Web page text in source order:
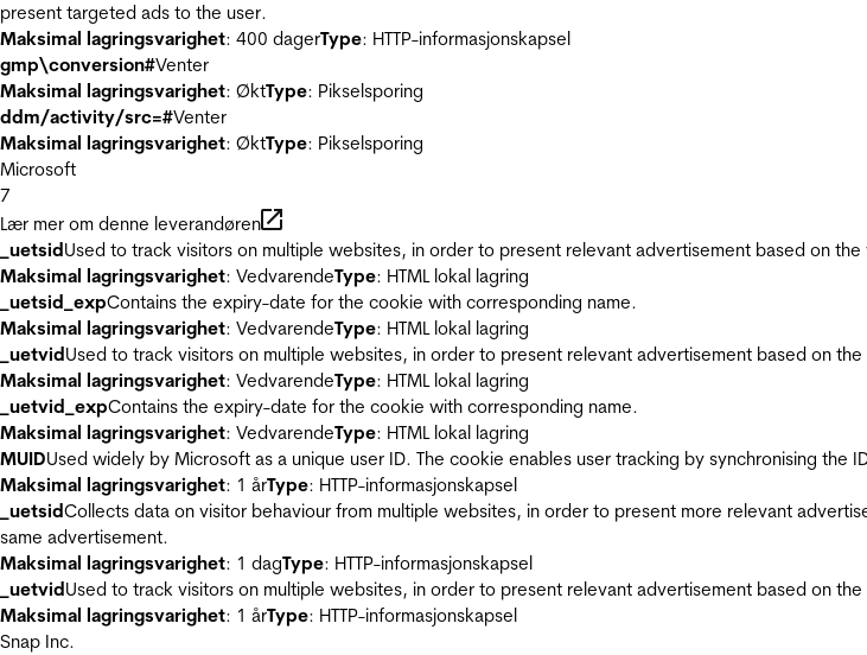
present targeted ads to the user.
Maksimal lagringsvarighet: 400 dagerType: HTTP-informasjonskapsel
gmp\conversion#Venter
Maksimal lagringsvarighet: ØktType: Pikselsporing
ddm/activity/src=#Venter
Maksimal lagringsvarighet: ØktType: Pikselsporing
Microsoft
7
Lær mer om denne leverandøren
_uetsidUsed to track visitors on multiple websites, in order to present relevant advertisement based on
Maksimal lagringsvarighet: VedvarendeType: HTML lokal lagring
_uetsid_expContains the expiry-date for the cookie with corresponding name.
Maksimal lagringsvarighet: VedvarendeType: HTML lokal lagring
_uetvidUsed to track visitors on multiple websites, in order to present relevant advertisement based on
Maksimal lagringsvarighet: VedvarendeType: HTML lokal lagring
_uetvid_expContains the expiry-date for the cookie with corresponding name.
Maksimal lagringsvarighet: VedvarendeType: HTML lokal lagring
MUIDUsed widely by Microsoft as a unique user ID. The cookie enables user tracking by synchronising the
Maksimal lagringsvarighet: 1 årType: HTTP-informasjonskapsel
_uetsidCollects data on visitor behaviour from multiple websites, in order to present more relevant
same advertisement.
Maksimal lagringsvarighet: 1 dagType: HTTP-informasjonskapsel
_uetvidUsed to track visitors on multiple websites, in order to present relevant advertisement based on
Maksimal lagringsvarighet: 1 årType: HTTP-informasjonskapsel
Snap Inc.